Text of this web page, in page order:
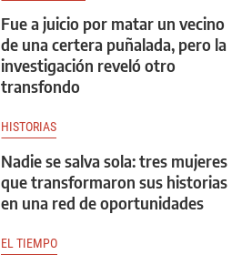
Fue a juicio por matar un vecino
de una certera puñalada, pero la
investigación reveló otro
transfondo
HISTORIAS
Nadie se salva sola: tres mujeres
que transformaron sus historias
en una red de oportunidades
EL TIEMPO